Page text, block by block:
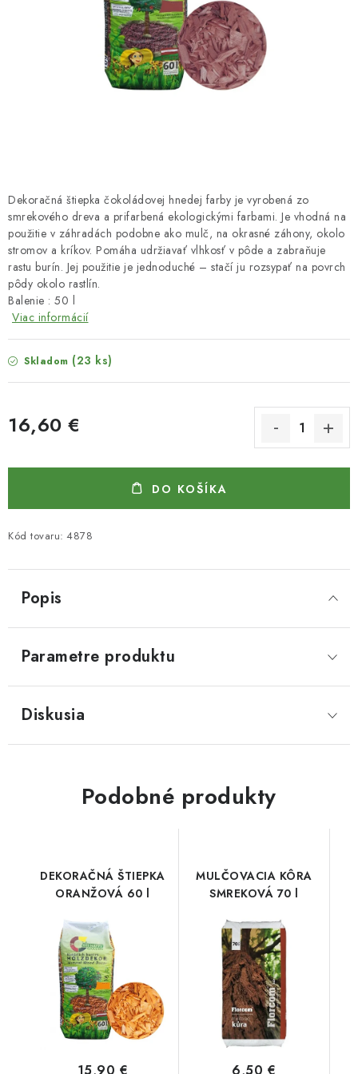
Kontakty
Obchodné podmienky
Podmienky ochrany osobných údajov
Dekoračná štiepka čokoládovej hnedej farby je vyrobená zo
smrekového dreva a prifarbená ekologickými farbami. Je vhodná na
použitie v záhradách podobne ako mulč, na okrasné záhony, okolo
stromov a kríkov. Pomáha udržiavať vlhkosť v pôde a zabraňuje
rastu burín. Jej použitie je jednoduché – stačí ju rozsypať na povrch
pôdy okolo rastlín.
Balenie : 50 l
Viac informácií
Skladom (23 ks)
16,60 €
DO KOŠÍKA
Kód tovaru: 4878
Popis
Parametre produktu
Diskusia
Podobné produkty
DEKORAČNÁ ŠTIEPKA
ORANŽOVÁ 60 l
MULČOVACIA KÔRA
SMREKOVÁ 70 l